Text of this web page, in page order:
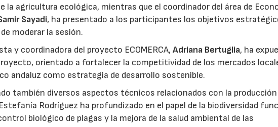
agricultura ecológica, mientras que el coordinador del área de
Sayadi, ha presentado a los participantes los objetivos
moderar la sesión.
y coordinadora del proyecto ECOMERCA,Adriana Bertuglia, ha
orientado a fortalecer la competitividad de los mercados
andaluz como estrategia de desarrollo sostenible.
también diversos aspectos técnicos relacionados con la producción
Rodríguez ha profundizado en el papel de la biodiversidad
biológico de plagas y la mejora de la salud ambiental de las